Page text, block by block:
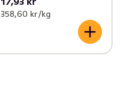
358,60 kr /kg